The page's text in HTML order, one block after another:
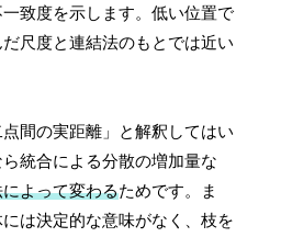
致度を示します。低い位置で
尺度と連結法のもとでは近い
間の実距離」と解釈してはい
統合による分散の増加量な
よって変わるためです。ま
は決定的な意味がなく、枝を